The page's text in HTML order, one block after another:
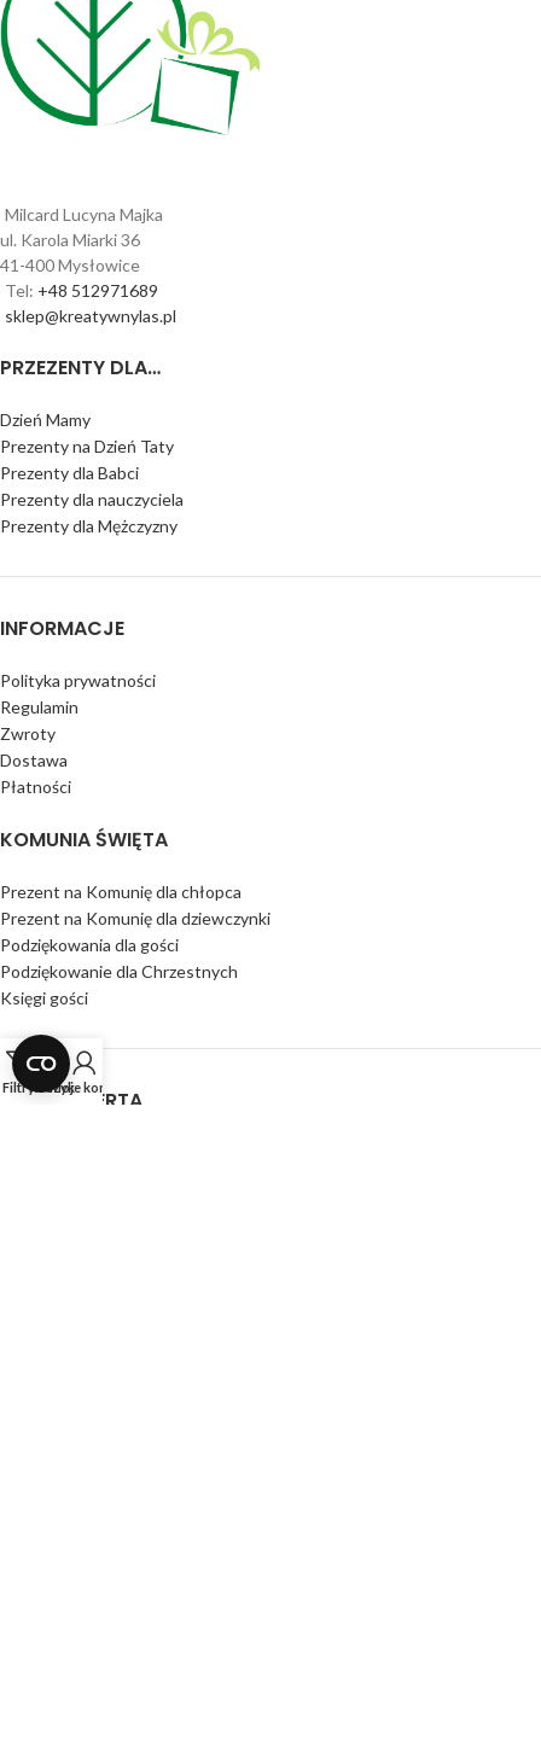
Milcard Lucyna Majka
ul. Karola Miarki 36
41-400 Mysłowice
Tel: +48 512971689
sklep@kreatywnylas.pl
PRZEZENTY DLA…
Dzień Mamy
Prezenty na Dzień Taty
Prezenty dla Babci
Prezenty dla nauczyciela
Prezenty dla Mężczyzny
INFORMACJE
Polityka prywatności
Regulamin
Zwroty
Dostawa
Płatności
KOMUNIA ŚWIĘTA
Prezent na Komunię dla chłopca
Prezent na Komunię dla dziewczynki
Podziękowania dla gości
Podziękowanie dla Chrzestnych
Księgi gości
NASZA OFERTA
FiltryKoszykMoje konto